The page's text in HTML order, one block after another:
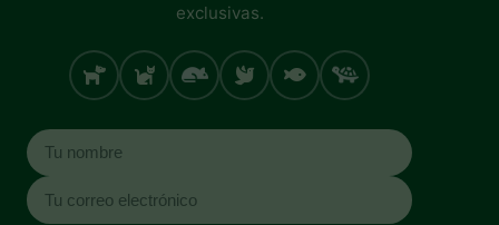
exclusivas.
Perro Gato Roedores
Aves PecesTortugas
Nombre
Correo electrónico